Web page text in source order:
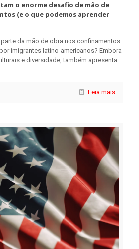
o enorme desafio de mão de
(e o que podemos aprender
da mão de obra nos confinamentos
imigrantes latino-americanos? Embora
e diversidade, também apresenta
Leia mais